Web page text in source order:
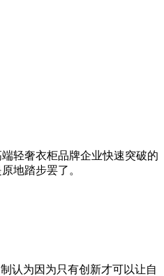
轻奢衣柜品牌企业快速突破的
地踏步罢了。
认为因为只有创新才可以让自